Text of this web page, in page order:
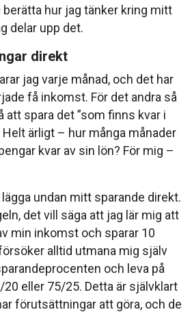
berätta hur jag tänker kring mitt
delar upp det.
direkt
jag varje månad, och det har
få inkomst. För det andra så
att spara det ”som finns kvar i
Helt ärligt – hur många månader
kvar av sin lön? För mig –
undan mitt sparande direkt.
det vill säga att jag lär mig att
min inkomst och sparar 10
alltid utmana mig själv
och leva på
eller 75/25. Detta är självklart
förutsättningar att göra, och de